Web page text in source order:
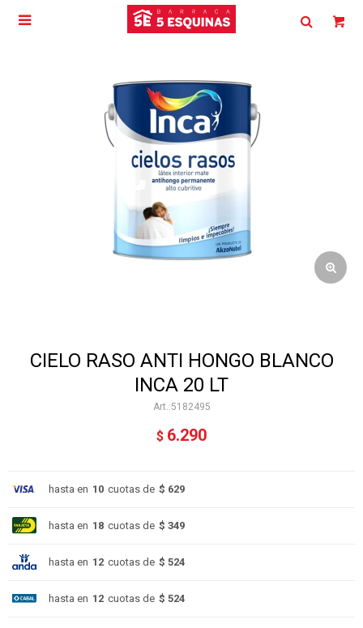

CIELO RASO ANTI HONGO BLANCO
INCA 20 LT
5182495
$ 6.290
hasta en 10 cuotas de $ 629
hasta en 18 cuotas de $ 349
hasta en 12 cuotas de $ 524
hasta en 12 cuotas de $ 524